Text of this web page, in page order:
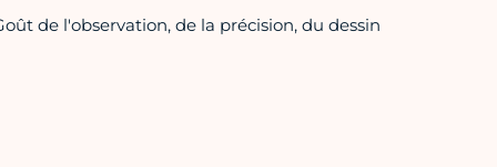
de l'observation, de la précision, du dessin